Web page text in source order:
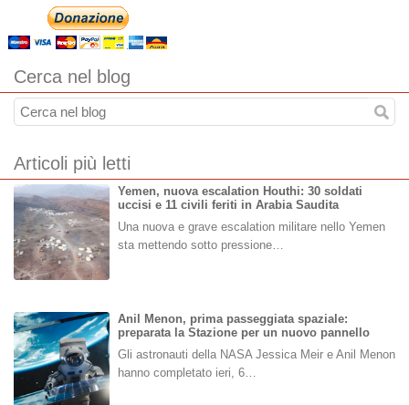
Cerca nel blog
Articoli più letti
Yemen, nuova escalation Houthi: 30 soldati
uccisi e 11 civili feriti in Arabia Saudita
Una nuova e grave escalation militare nello Yemen
sta mettendo sotto pressione…
Anil Menon, prima passeggiata spaziale:
preparata la Stazione per un nuovo pannello
Gli astronauti della NASA Jessica Meir e Anil Menon
hanno completato ieri, 6…